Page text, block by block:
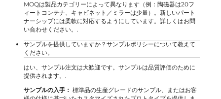
MOQは製品カテゴリーによって異なります（例：陶磁器は20フ
ィートコンテナ、キャビネット／ミラーは少量）。新しいパート
ナーシップには柔軟に対応するようにしています。詳しくはお問
い合わせください。.
サンプルを提供していますか？サンプルポリシーについて教えて
ください。
はい、サンプル注文は大歓迎です。サンプルは品質評価のために
提供されます。.
サンプルの入手： 標準品の生産グレードのサンプル、またはお客